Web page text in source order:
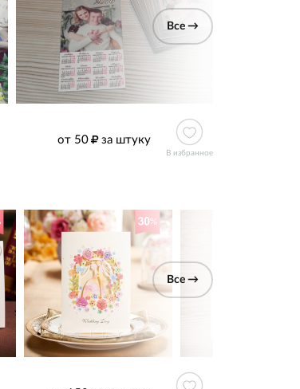
Все →
от 50 за штуку
В избранное
Все →